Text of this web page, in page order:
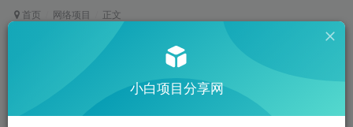
首页 网络项目 正文
粘贴复制，无需作品，日入500+，小白当天上
2年前发布
关注
小白项目分享网